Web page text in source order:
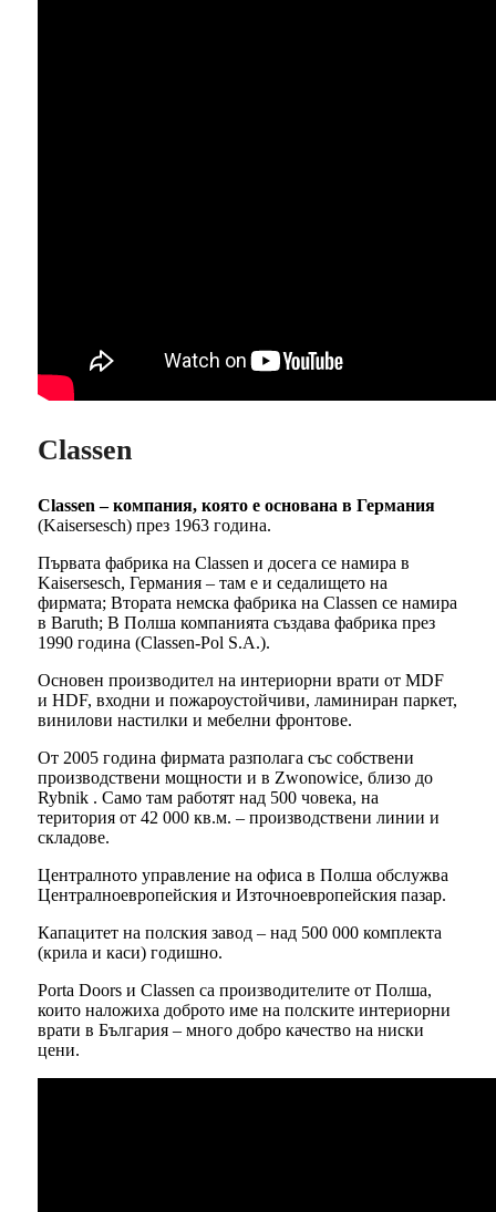
Classen
Classen – компания, която е основана в Германия
(Kaisersesch) през 1963 година.
Първата фабрика на Classen и досега се намира в
Kaisersesch, Германия – там е и седалището на
фирмата; Втората немска фабрика на Classen се намира
в Baruth; В Полша компанията създава фабрика през
1990 година (Classen-Pol S.A.).
Основен производител на интериорни врати от MDF
и HDF, входни и пожароустойчиви, ламиниран паркет,
винилови настилки и мебелни фронтове.
От 2005 година фирмата разполага със собствени
производствени мощности и в Zwonowice, близо до
Rybnik . Само там работят над 500 човека, на
територия от 42 000 кв.м. – производствени линии и
складове.
Централното управление на офиса в Полша обслужва
Централноевропейския и Източноевропейския пазар.
Капацитет на полския завод – над 500 000 комплекта
(крила и каси) годишно.
Porta Doors и Classen са производителите от Полша,
които наложиха доброто име на полските интериорни
врати в България – много добро качество на ниски
цени.